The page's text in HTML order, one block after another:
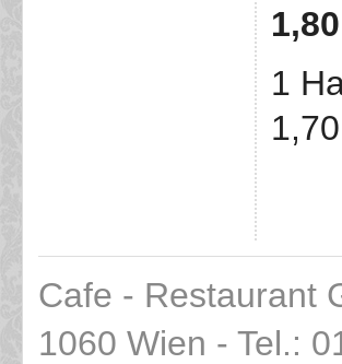
1
Cafe - Restaurant
1060 Wien - Tel.: